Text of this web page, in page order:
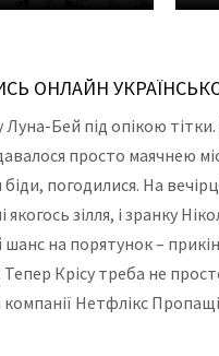
ОНЛАЙН
Бей під опікою
просто маячнею
біди, погодилися. На
зілля, і зранку
на порятунок –
Крісу треба не
Нетфлікс